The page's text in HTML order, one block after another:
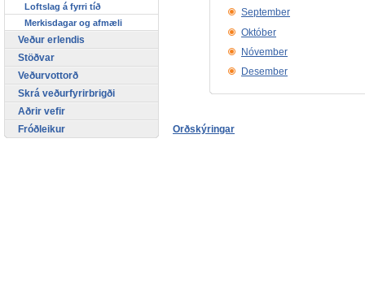
September
Október
Nóvember
Desember
Orðskýringar
Loftslag á fyrri tíð
Merkisdagar og afmæli
Veður erlendis
Stöðvar
Veðurvottorð
Skrá veðurfyrirbrigði
Aðrir vefir
Fróðleikur